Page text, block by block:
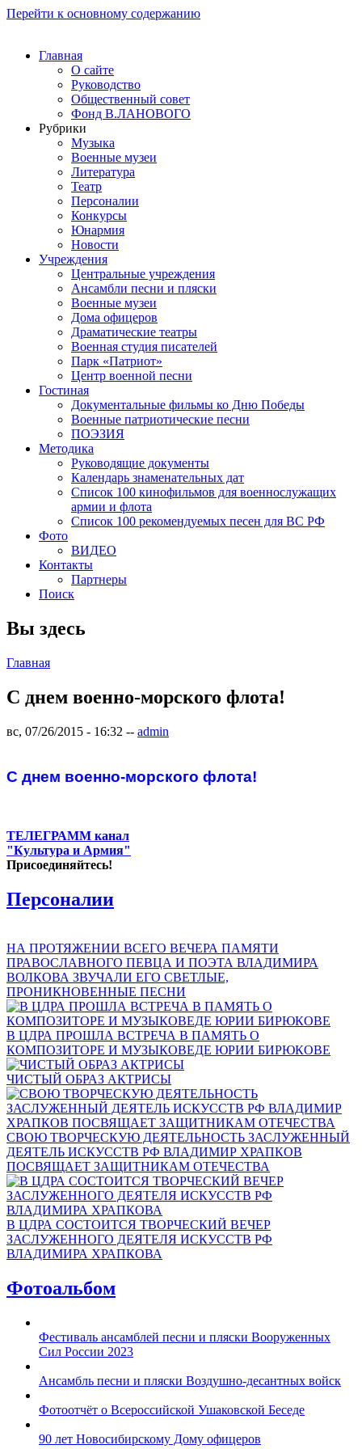
Перейти к основному содержанию
Главная
О сайте
Руководство
Общественный совет
Фонд В.ЛАНОВОГО
Рубрики
Музыка
Военные музеи
Литература
Театр
Персоналии
Конкурсы
Юнармия
Новости
Учреждения
Центральные учреждения
Ансамбли песни и пляски
Военные музеи
Дома офицеров
Драматические театры
Военная студия писателей
Парк «Патриот»
Центр военной песни
Гостиная
Документальные фильмы ко Дню Победы
Военные патриотические песни
ПОЭЗИЯ
Методика
Руководящие документы
Календарь знаменательных дат
Список 100 кинофильмов для военнослужащих
армии и флота
Список 100 рекомендуемых песен для ВС РФ
Фото
ВИДЕО
Контакты
Партнеры
Поиск
Вы здесь
Главная
С днем военно-морского флота!
вс, 07/26/2015 - 16:32 -- admin
С днем военно-морского флота!
ТЕЛЕГРАММ канал
"Культура и Армия"
Присоединяйтесь!
Персоналии
НА ПРОТЯЖЕНИИ ВСЕГО ВЕЧЕРА ПАМЯТИ
ПРАВОСЛАВНОГО ПЕВЦА И ПОЭТА ВЛАДИМИРА
ВОЛКОВА ЗВУЧАЛИ ЕГО СВЕТЛЫЕ,
ПРОНИКНОВЕННЫЕ ПЕСНИ
В ЦДРА ПРОШЛА ВСТРЕЧА В ПАМЯТЬ О
КОМПОЗИТОРЕ И МУЗЫКОВЕДЕ ЮРИИ БИРЮКОВЕ
ЧИСТЫЙ ОБРАЗ АКТРИСЫ
СВОЮ ТВОРЧЕСКУЮ ДЕЯТЕЛЬНОСТЬ ЗАСЛУЖЕННЫЙ
ДЕЯТЕЛЬ ИСКУССТВ РФ ВЛАДИМИР ХРАПКОВ
ПОСВЯЩАЕТ ЗАЩИТНИКАМ ОТЕЧЕСТВА
В ЦДРА СОСТОИТСЯ ТВОРЧЕСКИЙ ВЕЧЕР
ЗАСЛУЖЕННОГО ДЕЯТЕЛЯ ИСКУССТВ РФ
ВЛАДИМИРА ХРАПКОВА
Фотоальбом
Фестиваль ансамблей песни и пляски Вооруженных
Сил России 2023
Ансамбль песни и пляски Воздушно-десантных войск
Фотоотчёт о Всероссийской Ушаковской Беседе
90 лет Новосибирскому Дому офицеров